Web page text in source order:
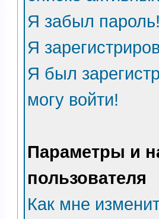
Я забыл
Я
Я был
могу войти!
Параметры и
пользователя
Как мне